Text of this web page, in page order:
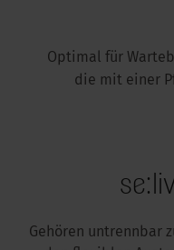
Optimal für
die mit einer
Gehören untrennbar